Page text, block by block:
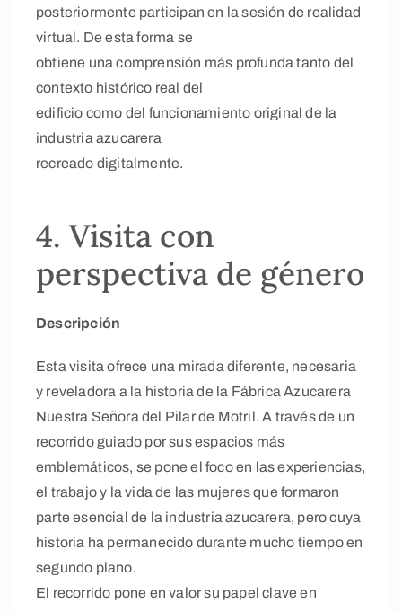
posteriormente participan en la sesión de realidad
virtual. De esta forma se
obtiene una comprensión más profunda tanto del
contexto histórico real del
edificio como del funcionamiento original de la
industria azucarera
recreado digitalmente.
4. Visita con
perspectiva de género
Descripción
Esta visita ofrece una mirada diferente, necesaria
y reveladora a la historia de la Fábrica Azucarera
Nuestra Señora del Pilar de Motril. A través de un
recorrido guiado por sus espacios más
emblemáticos, se pone el foco en las experiencias,
el trabajo y la vida de las mujeres que formaron
parte esencial de la industria azucarera, pero cuya
historia ha permanecido durante mucho tiempo en
segundo plano.
El recorrido pone en valor su papel clave en